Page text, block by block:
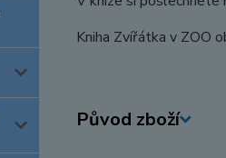
Kniha Zvířátka v ZOO
Původ zboží